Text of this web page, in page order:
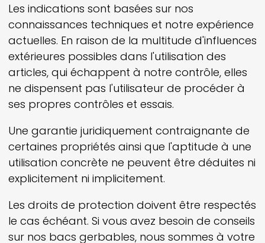
Les indications sont basées sur nos
connaissances techniques et notre expérience
actuelles. En raison de la multitude d'influences
extérieures possibles dans l'utilisation des
articles, qui échappent à notre contrôle, elles
ne dispensent pas l'utilisateur de procéder à
ses propres contrôles et essais.
Une garantie juridiquement contraignante de
certaines propriétés ainsi que l'aptitude à une
utilisation concrète ne peuvent être déduites ni
explicitement ni implicitement.
Les droits de protection doivent être respectés
le cas échéant. Si vous avez besoin de conseils
sur nos bacs gerbables, nous sommes à votre